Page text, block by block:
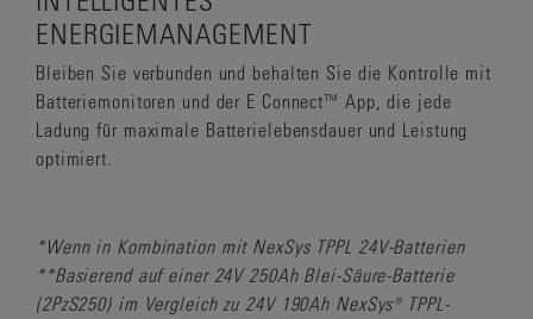
ENERGIEMANAGEMENT
Bleiben Sie verbunden und behalten Sie die Kontrolle mit
Batteriemonitoren und der E Connect™ App, die jede
Ladung für maximale Batterielebensdauer und Leistung
optimiert.
*Wenn in Kombination mit NexSys TPPL 24V-Batterien
**Basierend auf einer 24V 250Ah Blei-Säure-Batterie
(2PzS250) im Vergleich zu 24V 190Ah NexSys® TPPL-